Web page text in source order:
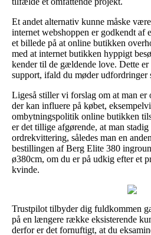
Et andet alternativ kunne måske
internet webshoppen er godkendt af
et billede på at online butikken
med at internet butikken hyppigt
kender til de gældende love. Dette
support, ifald du møder udfordringer
Ligeså stiller vi forslag om at man er
der kan influere på købet,
ombytningspolitik online butikken
er det tillige afgørende, at man stadig
ordrekvittering, således man en
bestillingen af Berg Elite 380
ø380cm, om du er på udkig efter et
kvinde.
Trustpilot tilbyder dig fuldkommen
på en længere række eksisterende
derfor er det fornuftigt, at du